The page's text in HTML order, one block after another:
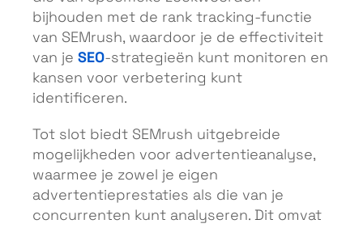
bijhouden met de rank tracking-functie
van SEMrush, waardoor je de effectiviteit
van je SEO-strategieën kunt monitoren en
kansen voor verbetering kunt
identificeren.
Tot slot biedt SEMrush uitgebreide
mogelijkheden voor advertentieanalyse,
waarmee je zowel je eigen
advertentieprestaties als die van je
concurrenten kunt analyseren. Dit omvat